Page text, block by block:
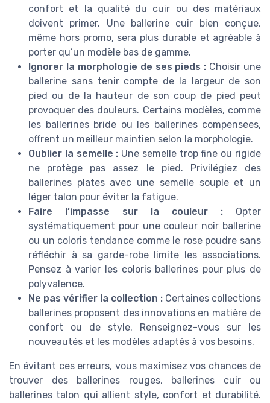
confort et la qualité du cuir ou des matériaux
doivent primer. Une ballerine cuir bien conçue,
même hors promo, sera plus durable et agréable à
porter qu’un modèle bas de gamme.
Ignorer la morphologie de ses pieds : Choisir une
ballerine sans tenir compte de la largeur de son
pied ou de la hauteur de son coup de pied peut
provoquer des douleurs. Certains modèles, comme
les ballerines bride ou les ballerines compensees,
offrent un meilleur maintien selon la morphologie.
Oublier la semelle : Une semelle trop fine ou rigide
ne protège pas assez le pied. Privilégiez des
ballerines plates avec une semelle souple et un
léger talon pour éviter la fatigue.
Faire l’impasse sur la couleur : Opter
systématiquement pour une couleur noir ballerine
ou un coloris tendance comme le rose poudre sans
réfléchir à sa garde-robe limite les associations.
Pensez à varier les coloris ballerines pour plus de
polyvalence.
Ne pas vérifier la collection : Certaines collections
ballerines proposent des innovations en matière de
confort ou de style. Renseignez-vous sur les
nouveautés et les modèles adaptés à vos besoins.
En évitant ces erreurs, vous maximisez vos chances de
trouver des ballerines rouges, ballerines cuir ou
ballerines talon qui allient style, confort et durabilité.